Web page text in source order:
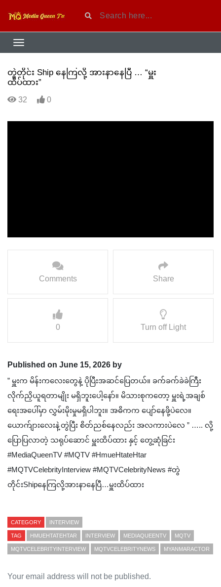
တွဲတိုင်း Ship နေကြလို့ အားနာနေပြီ … “မှူး
ထိပ်ထား”
32 0
Comments Share
0 Turn off Light
Published on June 15, 2026 by
” မှူးက မိန်းကလေးတွေနဲ့ ပိုပြီးအဆင်ပြေတယ်။ ခက်ခက်ခဲခဲကြီး
လိုက်ညှိယူရတာမျိုး မရှိဘူးပေါ့နော်။ မိသားစုကတော့ မှူးရဲ့အချစ်
ရေးအပေါ်မှာ လွှမ်းမိုးမှုမရှိပါဘူး။ အဓိကက ပျော်နေဖို့ပဲလေ။
ယောက်ျားလေးနဲ့တွဲပြီး စိတ်ညစ်နေလည်း အလကားပဲလေ ” ….. လို့
ပြောပြလာတဲ့ သရုပ်ဆောင် မှူးထိပ်ထား နှင့် တွေ့ဆုံခြင်း
#MediaQueenTV #MQTV #HmueHtateHtar
#MQTVCelebrityInterview #MQTVCelebrityNews #တွဲ
တိုင်းShipနေကြလို့အားနာနေပြီ…မှူးထိပ်ထား
CATEGORY INTERVIEW
TAG HMUEHTATEHTAR INTERVIEW MEDIAQUEENTV MQTV
MQTVCELEBRITYINTERVIEW MQTVCELEBRITYNEWS MYANMARACTOR
Your email address will not be published.